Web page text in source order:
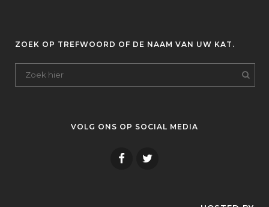
ZOEK OP TREFWOORD OF DE NAAM VAN UW KAT.
VOLG ONS OP SOCIAL MEDIA